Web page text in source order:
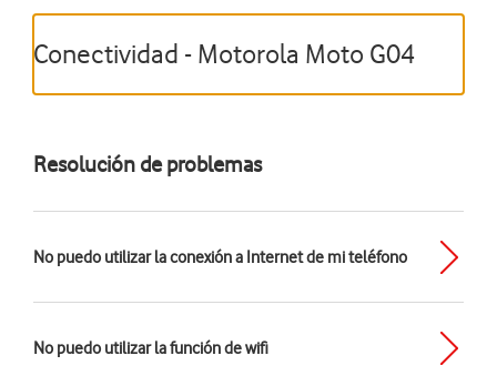
Conectividad - Motorola Moto G04
Resolución de problemas
No puedo utilizar la conexión a Internet de mi teléfono
No puedo utilizar la función de wifi